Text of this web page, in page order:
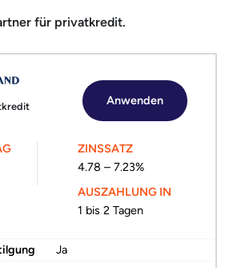
für privatkredit.
Anwenden
ZINSSATZ
4.78 – 7.23%
AUSZAHLUNG IN
1 bis 2 Tagen
Ja